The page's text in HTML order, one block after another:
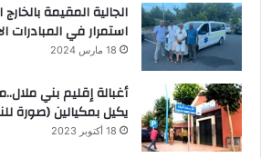
الجالية المقيمة
استمرار في المبادرات
18 مارس 2024
أغبالة إقليم بني
يكيل بمكيالين (صورة
18 أكتوبر 2023